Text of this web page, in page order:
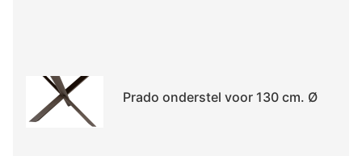
Prado onderstel voor 130 cm. Ø